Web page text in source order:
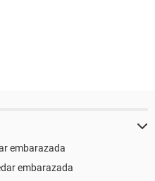
embarazada
embarazada